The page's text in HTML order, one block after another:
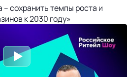
сохранить темпы роста и
к 2030 году»